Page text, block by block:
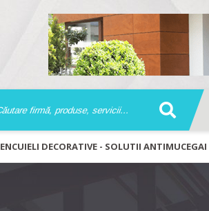
DECORATIVE - SOLUTII